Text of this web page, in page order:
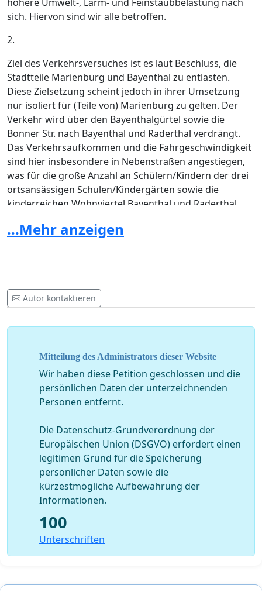
sich. Hiervon sind wir alle betroffen.
2.
Ziel des Verkehrsversuches ist es laut Beschluss, die
Stadtteile Marienburg und Bayenthal zu entlasten.
Diese Zielsetzung scheint jedoch in ihrer Umsetzung
nur isoliert für (Teile von) Marienburg zu gelten. Der
Verkehr wird über den Bayenthalgürtel sowie die
Bonner Str. nach Bayenthal und Raderthal verdrängt.
Das Verkehrsaufkommen und die Fahrgeschwindigkeit
sind hier insbesondere in Nebenstraßen angestiegen,
was für die große Anzahl an Schülern/Kindern der drei
ortsansässigen Schulen/Kindergärten sowie die
kinderreichen Wohnviertel Bayenthal und Raderthal
Zudem erleben Teile im Westen und Norden
Das Argument der Initiatoren: „Weniger Verkehr in
Es wurde eine Verkehrszählung seitens der Stadt Köln
vorgenommen. Leider wurden die Ergebnisse bislang
nicht veröffentlicht. Womöglich zeigt sich anhand
dieser Zahlen, dass die Verlierer des jetzigen Versuches
die Marienburger Straße, die Leyboldstraße sowie die
Goltsteinstraße sind. Subjektiv hat der Verkehr hier
zugenommen.
Die Stadt kündigte an, die Ergebnisse im Oktober 2017
den Bürgerinnen und Bürgern zu präsentieren.
Im Rahmen des Verkehrsversuches ist die Situation für
...Mehr anzeigen
Autor kontaktieren
Mitteilung des Administrators dieser Website
Wir haben diese Petition geschlossen und die
persönlichen Daten der unterzeichnenden
Personen entfernt.
Die Datenschutz-Grundverordnung der
Europäischen Union (DSGVO) erfordert einen
legitimen Grund für die Speicherung
persönlicher Daten sowie die
kürzestmögliche Aufbewahrung der
Informationen.
100
Unterschriften